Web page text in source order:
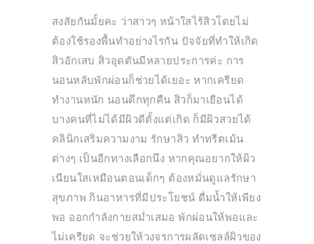
สงสัยกันมั้ยคะ ว่าสาวๆ หน้าใสไร้สิวโดยไม่
ต้องใช้รองพื้นทำอย่างไรกัน ปัจจัยที่ทำให้เกิด
สิวอักเสบ สิวอุดตันมีหลายประการค่ะ การ
นอนหลับพักผ่อนก็ช่วยได้เยอะ หากเครียด
ทำงานหนัก นอนดึกทุกคืน สิวก็มาเยือนได้
บางคนที่ไม่ได้มีผิวดีตั้งแต่เกิด ก็มีผิวสวยได้
คลินิกเสริมความงาม รักษาสิว ทำทรีตเม้น
ต่างๆ เป็นอีกทางเลือกนึง หากคุณอยากให้ผิว
เนียนใสเหมือนตอนเด็กๆ ต้องหมั่นดูแลรักษา
สุขภาพ กินอาหารที่มีประโยชน์ ดื่มน้ำให้เพียง
พอ ออกกำลังกายสม่ำเสมอ พักผ่อนให้พอและ
ไม่เครียด จะช่วยให้วงจรการผลัดเซลล์ผิวของ